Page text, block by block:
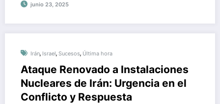
junio 23, 2025
Irán, Israel , Sucesos, Última hora
Ataque Renovado a Instalaciones
Nucleares de Irán: Urgencia en el
Conflicto y Respuesta